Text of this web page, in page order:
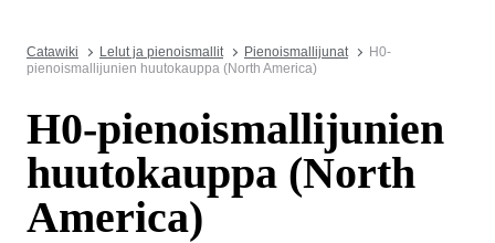
Catawiki Lelut ja pienoismallit Pienoismallijunat
H0-
pienoismallijunien huutokauppa (North America)
H0-pienoismallijunien
huutokauppa (North
America)